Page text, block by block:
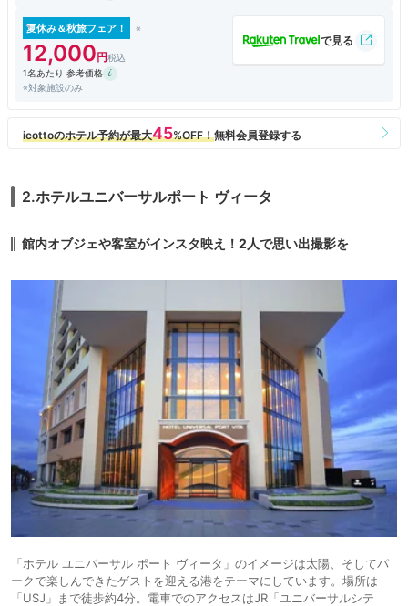
夏休み＆秋旅フェア！
12,000
1名あたり 参考価格
※対象施設のみ
2.ホテルユニバーサルポート ヴィータ
館内オブジェや客室がインスタ映え！2人で思い出撮影を
「ホテル ユニバーサル ポート ヴィータ」のイメージは太陽、そしてパ
ークで楽しんできたゲストを迎える港をテーマにしています。場所は
「USJ」まで徒歩約4分。電車でのアクセスはJR「ユニバーサルシテ